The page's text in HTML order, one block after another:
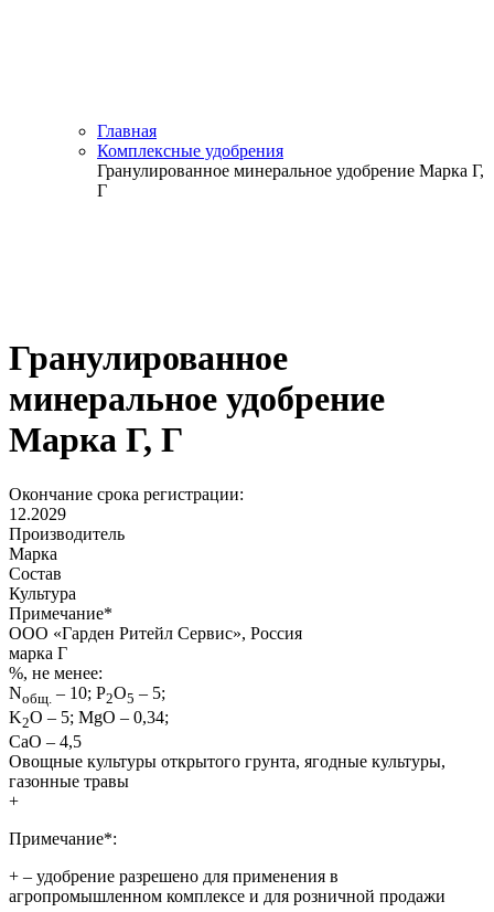
Главная
Комплексные удобрения
Гранулированное минеральное удобрение Марка Г,
Г
Гранулированное
минеральное удобрение
Марка Г, Г
Окончание срока регистрации:
12.2029
Производитель
Марка
Состав
Культура
Примечание*
ООО «Гарден Ритейл Сервис», Россия
марка Г
%, не менее:
Nобщ. – 10; P2O5 – 5;
K2O – 5; MgO – 0,34;
CaO – 4,5
Овощные культуры открытого грунта, ягодные культуры,
газонные травы
+
Примечание*:
+ – удобрение разрешено для применения в
агропромышленном комплексе и для розничной продажи